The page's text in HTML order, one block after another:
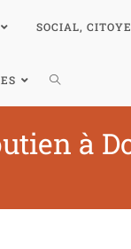
SOCIAL,
à